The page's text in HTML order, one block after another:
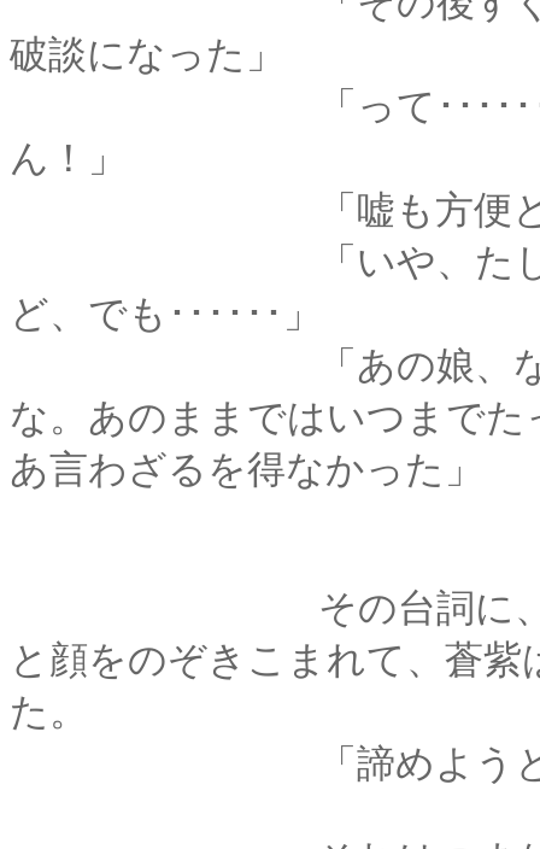
破談になった」
「って･･････蒼紫
ん！」
「嘘も方便とい
「いや、たしかに、
ど、でも･･････」
「あの娘、なかなか
な。あのままではいつまで
あ言わざるを得なかった」
その台詞に、操はぴ
と顔をのぞきこまれて、蒼
た。
「諦めようとしな